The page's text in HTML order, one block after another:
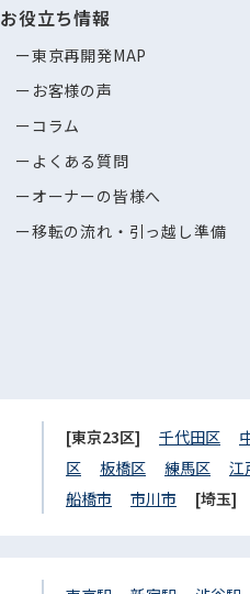
お役立ち情報
東京再開発MAP
お客様の声
コラム
よくある質問
オーナーの皆様へ
移転の流れ・引っ越し準備
[東京23区] 千代田区
区
板橋区 練馬区 江
船橋市
市川市 [埼玉]